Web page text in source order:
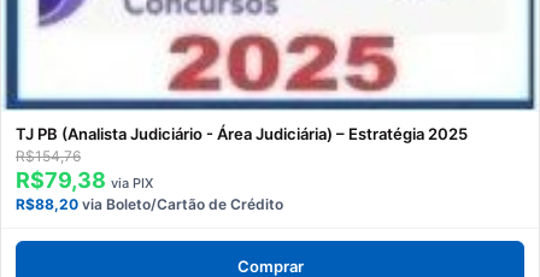
TJ PB (Analista Judiciário - Área Judiciária) – Estratégia 2025
R$154,76
R$79,38 via PIX
R$88,20 via Boleto/Cartão de Crédito
Comprar